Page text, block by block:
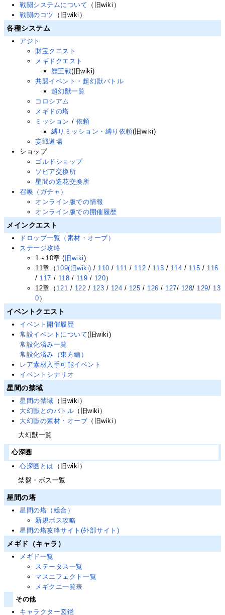
戦闘システムについて （旧wiki）
戦闘のコツ
（旧wiki）
各種システム
アジト
財宝クエスト
メギドクエスト
歴王戦(旧wiki)
共襲イベント・超幻獣バトル
超幻獣一覧
コロシアム
メギドの塔
ミッション / 依頼
縛りミッション・縛り依頼(旧wiki)
妄戦道場
ショップ
ゴルドショップ
ソピア交換所
星間の造花交換所
召喚（ガチャ）
オンライン版での情報
オンライン版での開催履歴
メインクエスト
ドロップ一覧（素材・オーブ）
ステージ攻略
1～10章 ( 旧wiki)
11章（ 109(旧wiki) / 110 / 111 / 112 / 113 / 114 / 115 / 116
/ 117 / 118 / 119 / 120）
12章（ 121 / 122 / 123 / 124 / 125 / 126 / 127/ 128/ 129/ 13
0 ）
イベントクエスト
イベント開催履歴
常設イベントについて(旧wiki)
常設化済み一覧
常設化済み（東方編）
レア素材入手可能イベント
イベントシナリオ
星間の禁域
星間の禁域 （旧wiki）
大幻獣とのバトル （旧wiki）
大幻獣の素材・オーブ （旧wiki）
大幻獣一覧
心深圏
心深圏とは
（旧wiki）
禁盤・ボス一覧
星間の塔
星間の塔（総合）
新規ボス攻略
星間の塔攻略サイト(外部サイト)
メギド（キャラ）
メギド一覧
ステータス一覧
マスエフェクト一覧
メギクエ一覧表
その他
キャラクター図鑑